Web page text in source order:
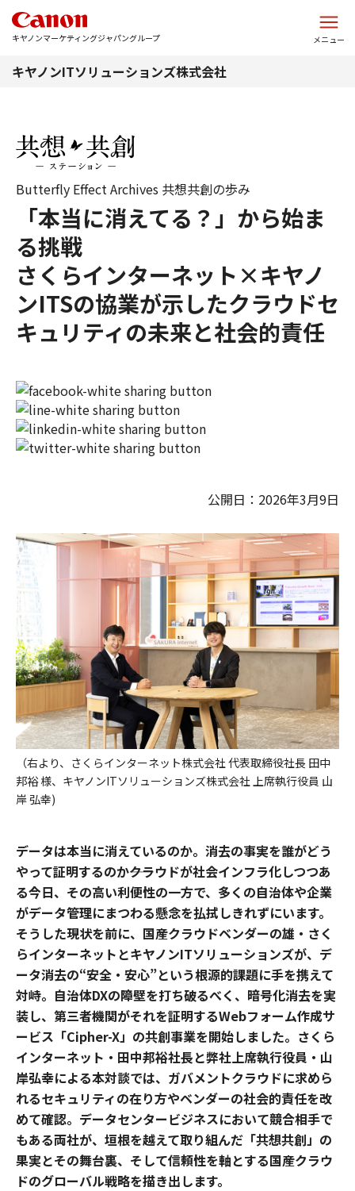
キヤノンマーケティングジャパングループ メニュー
キヤノンITソリューションズ株式会社
「本当に消えてる？」から始ま
る挑戦
さくらインターネット×キヤノ
ンITSの協業が示したクラウドセ
キュリティの未来と社会的責任
Butterfly Effect Archives 共想共創の歩み
公開日：2026年3月9日
（右より、さくらインターネット株式会社 代表取締役社長 田中
邦裕 様、キヤノンITソリューションズ株式会社 上席執行役員 山
岸 弘幸)
データは本当に消えているのか。消去の事実を誰がどう
やって証明するのか――クラウドが社会インフラ化しつつあ
る今日、その高い利便性の一方で、多くの自治体や企業
がデータ管理にまつわる懸念を払拭しきれずにいます。
そうした現状を前に、国産クラウドベンダーの雄・さく
らインターネットとキヤノンITソリューションズが、デ
ータ消去の“安全・安心”という根源的課題に手を携えて
対峙。自治体DXの障壁を打ち破るべく、暗号化消去を実
装し、第三者機関がそれを証明するWebフォーム作成サ
ービス「Cipher-X」の共創事業を開始しました。さくら
インターネット・田中邦裕社長と弊社上席執行役員・山
岸弘幸による本対談では、ガバメントクラウドに求めら
れるセキュリティの在り方やベンダーの社会的責任を改
めて確認。データセンタービジネスにおいて競合相手で
もある両社が、垣根を越えて取り組んだ「共想共創」の
果実とその舞台裏、そして信頼性を軸とする国産クラウ
ドのグローバル戦略を描き出します。